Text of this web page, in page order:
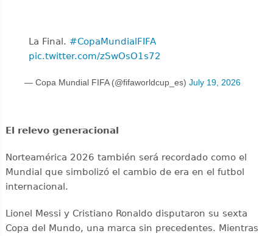
La Final. ️ #CopaMundialFIFA
pic.twitter.com/zSwOsO1s72
— Copa Mundial FIFA (@fifaworldcup_es) July 19, 2026
El relevo generacional
Norteamérica 2026 también será recordado como el
Mundial que simbolizó el cambio de era en el futbol
internacional.
Lionel Messi y Cristiano Ronaldo disputaron su sexta
Copa del Mundo, una marca sin precedentes. Mientras